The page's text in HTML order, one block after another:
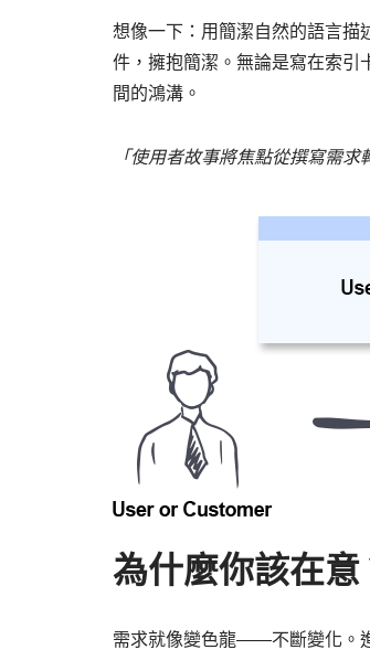
想像一下：用簡潔自然的語言描
件，擁抱簡潔。無論是寫在索引
間的鴻溝。
「使用者故事將焦點從撰寫需求
為什麼你該在意
需求就像變色龍——不斷變化。